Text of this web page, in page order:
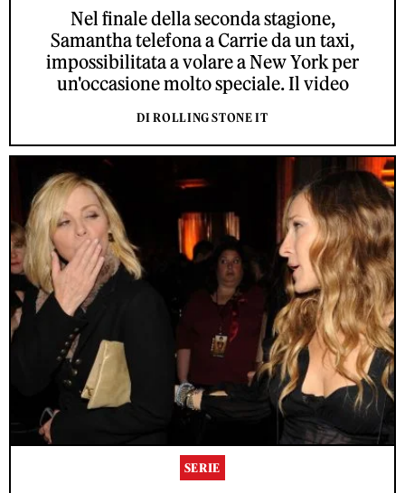
Nel finale della seconda stagione,
Samantha telefona a Carrie da un taxi,
impossibilitata a volare a New York per
un'occasione molto speciale. Il video
DI ROLLING STONE IT
SERIE